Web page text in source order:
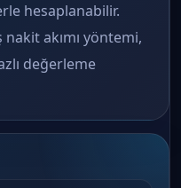
hesaplanabilir.
akımı yöntemi,
değerleme